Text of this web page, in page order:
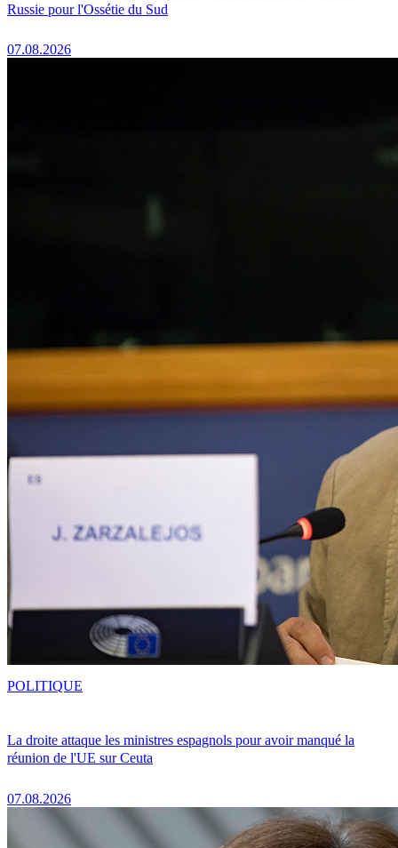
Russie pour l'Ossétie du Sud
07.08.2026
La droite attaque les ministres espagnols pour avoir manqué la
réunion de l'UE sur Ceuta
07.08.2026
POLITIQUE